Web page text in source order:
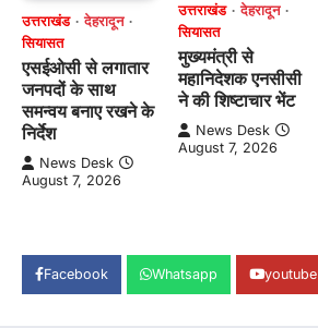
उत्तराखंड
देहरादून
सियासत
एसईओसी से लगातार
जनपदों के साथ
समन्वय बनाए रखने के
निर्देश
News Desk
August 7, 2026
उत्तराखंड
देहरादून
सियासत
मुख्यमंत्री से
महानिदेशक एनसीसी
ने की शिष्टाचार भेंट
News Desk
August 7, 2026
Facebook Whatsapp youtube